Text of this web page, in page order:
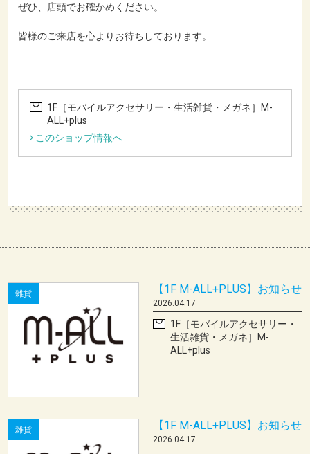
ぜひ、店頭でお確かめください。
皆様のご来店を心よりお待ちしております。
1F［モバイルアクセサリー・生活雑貨・メガネ］M-
ALL+plus
このショップ情報へ
雑貨 【1F M-ALL+PLUS】お知らせ
2026.04.17
1F［モバイルアクセサリー・
生活雑貨・メガネ］M-
ALL+plus
雑貨 【1F M-ALL+PLUS】お知らせ
2026.04.17